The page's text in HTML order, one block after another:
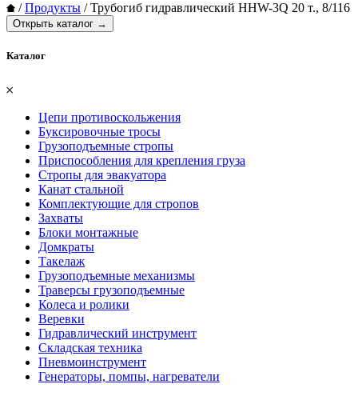
/Продукты /Трубогиб гидравлический HHW-3Q 20 т., 8/116
Открыть каталог →
Каталог
𐄂
Цепи противоскольжения
Буксировочные тросы
Грузоподъемные стропы
Приспособления для крепления груза
Стропы для эвакуатора
Канат стальной
Комплектующие для стропов
Захваты
Блоки монтажные
Домкраты
Такелаж
Грузоподъемные механизмы
Траверсы грузоподъемные
Колеса и ролики
Веревки
Гидравлический инструмент
Складская техника
Пневмоинструмент
Генераторы, помпы, нагреватели